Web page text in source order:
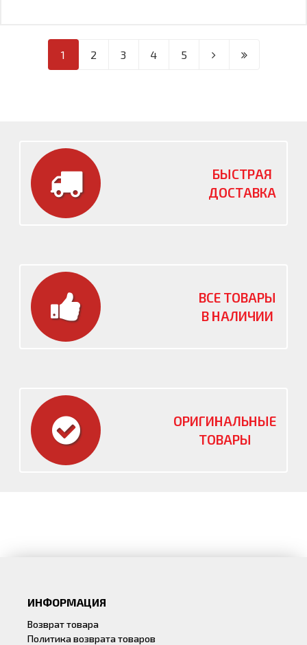
1 2 3 4 5
БЫСТРАЯ
ДОСТАВКА
ВСЕ ТОВАРЫ
В НАЛИЧИИ
ОРИГИНАЛЬНЫЕ
ТОВАРЫ
ИНФОРМАЦИЯ
Возврат товара
Политика возврата товаров